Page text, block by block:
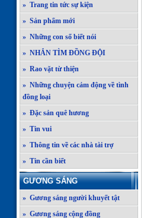
» Trang tin tức sự kiện
» Sản phẩm mới
» Những con số biết nói
» NHẮN TÌM ĐỒNG ĐỘI
» Rao vặt từ thiện
» Những chuyện cảm động về tình
đồng loại
» Đặc sản quê hương
» Tin vui
» Thông tin về các nhà tài trợ
» Tin cần biết
GƯƠNG SÁNG
» Gương sáng người khuyết tật
» Gương sáng cộng đồng